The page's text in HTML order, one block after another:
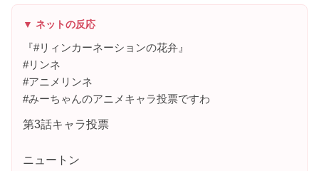
▼ ネットの反応
『#リィンカーネーションの花弁』
#リンネ
#アニメリンネ
#みーちゃんのアニメキャラ投票ですわ
第3話キャラ投票
ニュートン